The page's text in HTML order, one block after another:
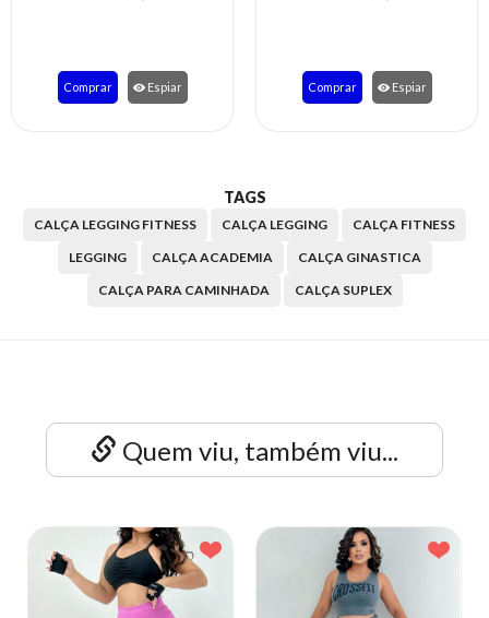
Comprar Espiar Comprar Espiar
TAGS
CALÇA LEGGING FITNESS CALÇA LEGGING
CALÇA FITNESS
LEGGING
CALÇA ACADEMIA
CALÇA GINASTICA
CALÇA PARA CAMINHADA
CALÇA SUPLEX
Quem viu, também viu...
-5% OFF